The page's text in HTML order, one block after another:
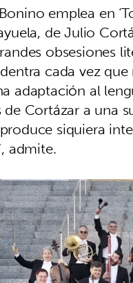
emplea en
de Julio
obsesiones
cada vez
adaptación al
de Cortázar a una
siquiera
admite.